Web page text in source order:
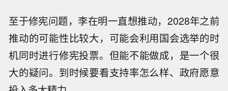
至于修宪问题，李在明一直想推动，2028年之前
推动的可能性比较大，可能会利用国会选举的时
机同时进行修宪投票。但能不能做成，是一个很
大的疑问。到时候要看支持率怎么样、政府愿意